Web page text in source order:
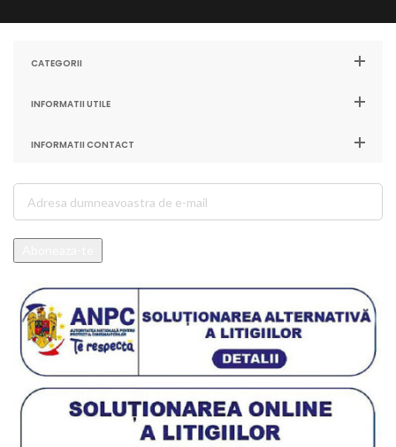
CATEGORII
INFORMATII UTILE
INFORMATII CONTACT